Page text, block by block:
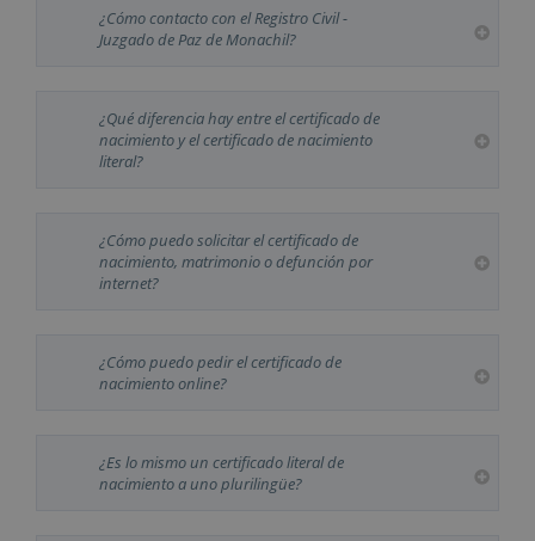
¿Cómo contacto con el Registro Civil -
Juzgado de Paz de Monachil?
¿Qué diferencia hay entre el certificado de
nacimiento y el certificado de nacimiento
literal?
¿Cómo puedo solicitar el certificado de
nacimiento, matrimonio o defunción por
internet?
¿Cómo puedo pedir el certificado de
nacimiento online?
¿Es lo mismo un certificado literal de
nacimiento a uno plurilingüe?